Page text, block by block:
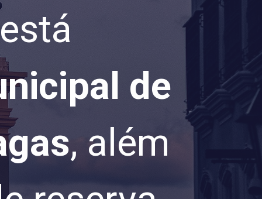
está
de
, além